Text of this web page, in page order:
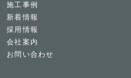
施工事例
新着情報
採用情報
会社案内
お問い合わせ